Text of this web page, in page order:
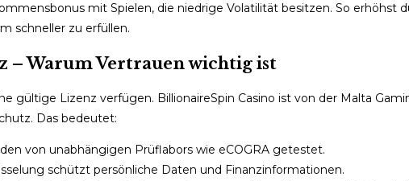
mit Spielen, die niedrige Volatilität besitzen. So erhöhst
schneller zu erfüllen.
– Warum Vertrauen wichtig ist
gültige Lizenz verfügen. BillionaireSpin Casino ist von der Malta
Das bedeutet:
von unabhängigen Prüflabors wie eCOGRA getestet.
schützt persönliche Daten und Finanzinformationen.